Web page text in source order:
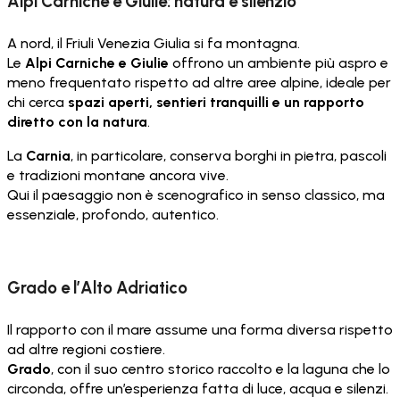
A nord, il Friuli Venezia Giulia si fa montagna.
Le Alpi Carniche e Giulie offrono un ambiente più aspro e
meno frequentato rispetto ad altre aree alpine, ideale per
chi cerca spazi aperti, sentieri tranquilli e un rapporto
diretto con la natura.
La Carnia, in particolare, conserva borghi in pietra, pascoli
e tradizioni montane ancora vive.
Qui il paesaggio non è scenografico in senso classico, ma
essenziale, profondo, autentico.
Grado e l’Alto Adriatico
Il rapporto con il mare assume una forma diversa rispetto
ad altre regioni costiere.
Grado, con il suo centro storico raccolto e la laguna che lo
circonda, offre un’esperienza fatta di luce, acqua e silenzi.